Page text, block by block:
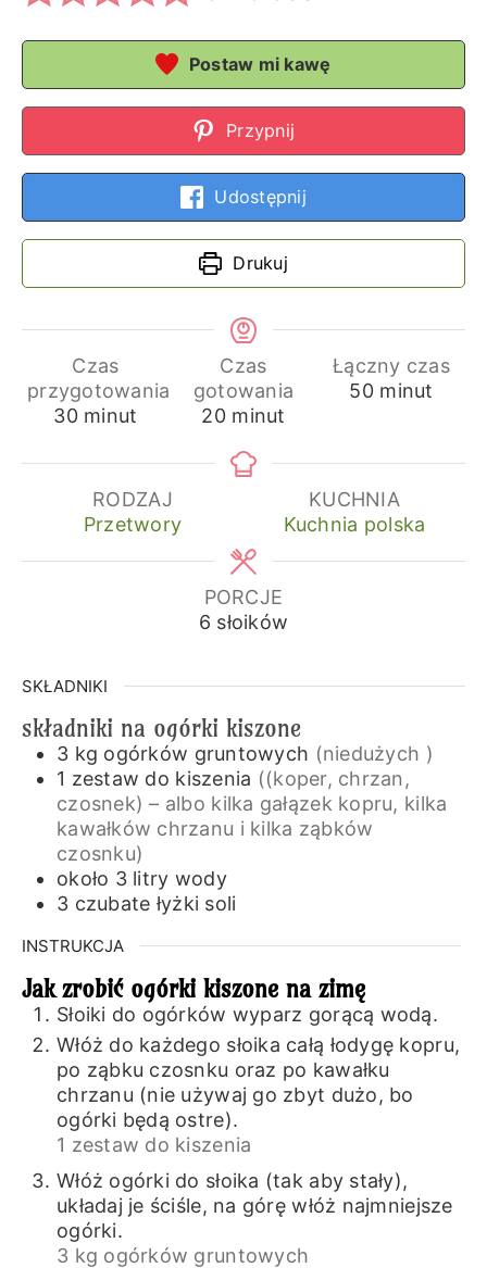
Postaw mi kawę
Przypnij
Udostępnij
Drukuj
Czas
przygotowania
30minuty
minut
Czas
gotowania
20minuty
minut
Łączny czas
50minuty
minut
RODZAJ
Przetwory
KUCHNIA
Kuchnia polska
PORCJE
6 słoików
SKŁADNIKI
składniki na ogórki kiszone
3 kg ogórków gruntowych (niedużych )
1 zestaw do kiszenia ((koper, chrzan,
czosnek) – albo kilka gałązek kopru, kilka
kawałków chrzanu i kilka ząbków
czosnku)
około 3 litry wody
3 czubate łyżki soli
INSTRUKCJA
Jak zrobić ogórki kiszone na zimę
Słoiki do ogórków wyparz gorącą wodą.
Włóż do każdego słoika całą łodygę kopru,
po ząbku czosnku oraz po kawałku
chrzanu (nie używaj go zbyt dużo, bo
ogórki będą ostre).
1 zestaw do kiszenia
Włóż ogórki do słoika (tak aby stały),
układaj je ściśle, na górę włóż najmniejsze
ogórki.
3 kg ogórków gruntowych